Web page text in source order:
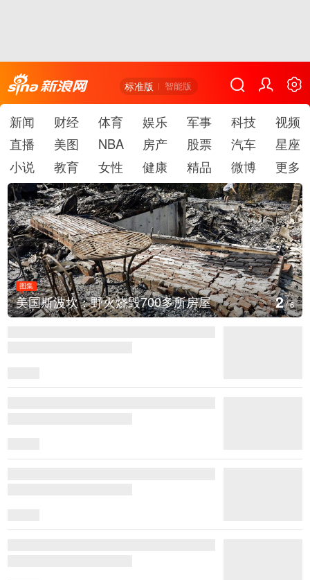
标准版 智能版
新闻 财经 体育 娱乐 军事 科技
视频
直播
美图 NBA 房产 股票 汽车
星座
小说
教育 女性 健康 精品 微博 更多
图集
美国斯波坎：野火烧毁700多所房屋 2/6